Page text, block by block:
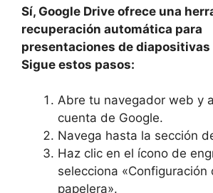
Sí,⁤ Google Drive ofrece una
recuperación automática‍ para
presentaciones de
Sigue estos pasos:
Abre tu ⁢navegador web y
cuenta de Google.
Navega hasta la sección⁣
Haz clic ⁤en el ícono‍ de
selecciona «Configuración
papelera».